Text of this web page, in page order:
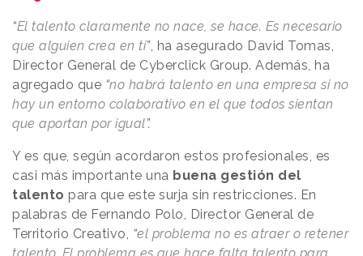
“El talento claramente no nace, se hace. Es necesario
que alguien crea en ti”, ha asegurado David Tomas,
Director General de Cyberclick Group. Además, ha
agregado que “no habrá talento en una empresa si no
hay un entorno colaborativo en el que todos sientan
que aportan por igual”.
Y es que, según acordaron estos profesionales, es
casi más importante una buena gestión del
talento para que este surja sin restricciones. En
palabras de Fernando Polo, Director General de
Territorio Creativo,
“el problema no es atraer o retener